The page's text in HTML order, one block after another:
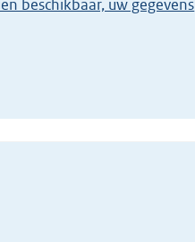
beschikbaar, uw gegevens